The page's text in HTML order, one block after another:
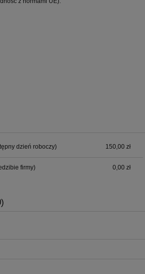
nie zawiera ewentualnych kosztów
dzień roboczy) 150,00 zł
firmy) 0,00 zł